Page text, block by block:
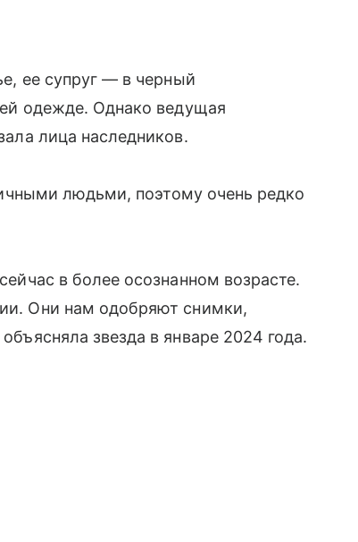
ее супруг — в черный
одежде. Однако ведущая
лица наследников.
людьми, поэтому очень редко
в более осознанном возрасте.
Они нам одобряют снимки,
звезда в январе 2024 года.